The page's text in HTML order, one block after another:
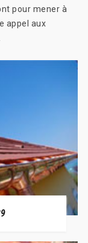
pour mener à
appel aux